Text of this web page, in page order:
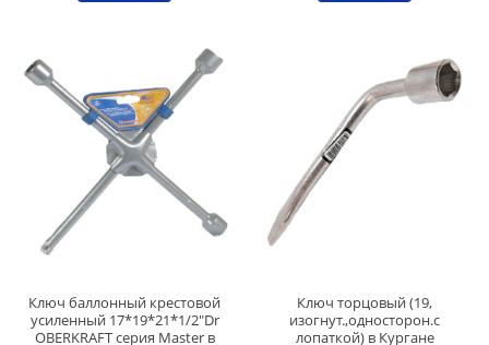
Ключ баллонный крестовой
усиленный 17*19*21*1/2"Dr
OBERKRAFT серия Master в
Ключ торцовый (19,
изогнут.,односторон.с
лопаткой) в Кургане